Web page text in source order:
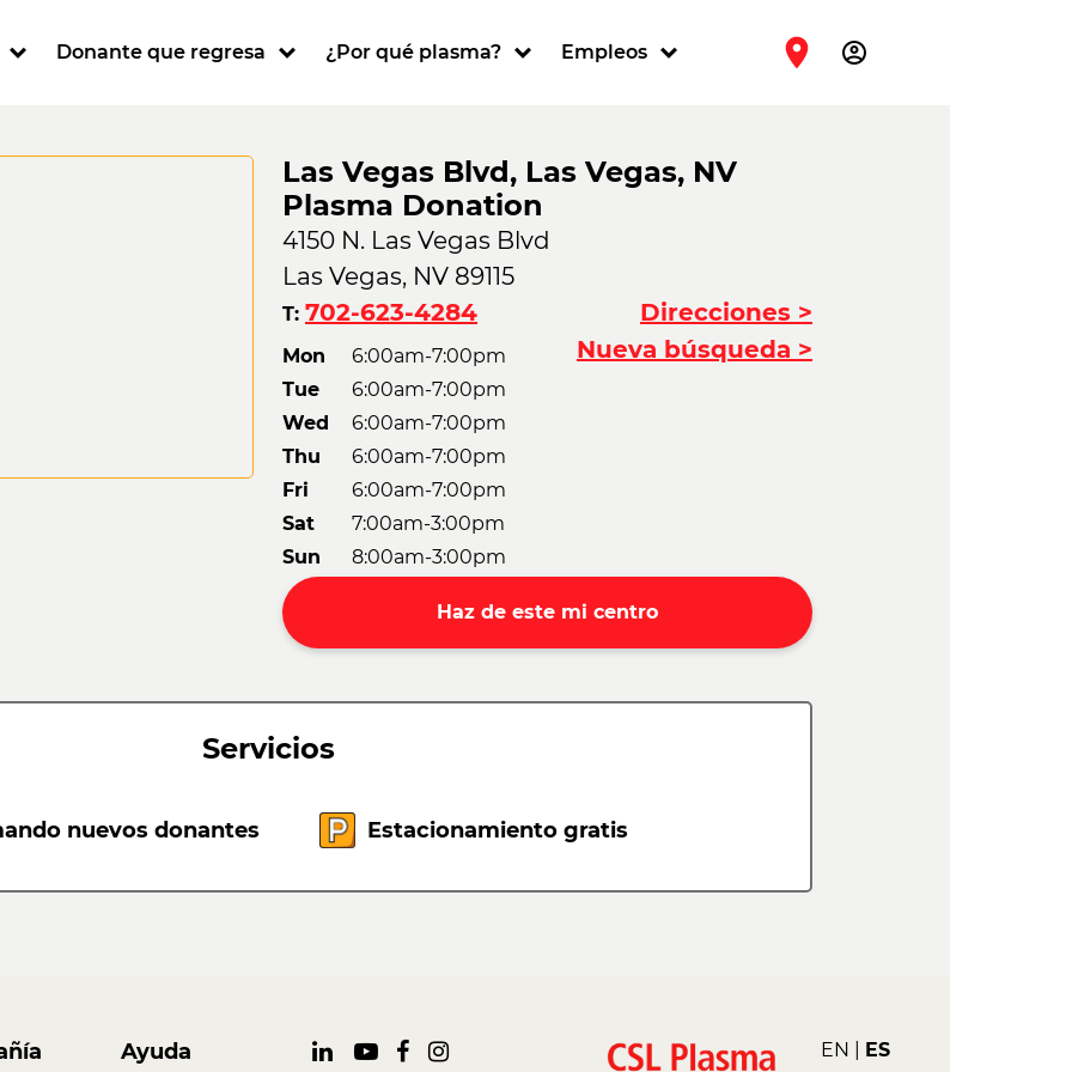
Donante que regresa ¿Por qué plasma? Empleos account_circle
Las Vegas Blvd, Las Vegas, NV
Plasma Donation
4150 N. Las Vegas Blvd
Las Vegas, NV 89115
T: 702-623-4284
Mon
6:00am-7:00pm
Tue
6:00am-7:00pm
Wed
6:00am-7:00pm
Thu
6:00am-7:00pm
Fri
6:00am-7:00pm
Sat
7:00am-3:00pm
Sun
8:00am-3:00pm
Direcciones >
Nueva búsqueda >
Haz de este mi centro
Servicios
nuevos donantes Estacionamiento gratis
Ayuda EN ES